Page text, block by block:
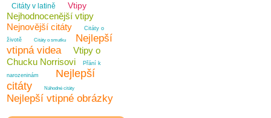
Citáty v latině Vtipy
Nejhodnocenější vtipy
Nejnovější citáty
Citáty o
životě
Citáty o smutku
Nejlepší
vtipná videa
Vtipy o
Chucku Norrisovi
Přání k
narozeninám
Nejlepší
citáty
Náhodné citáty
Nejlepší vtipné obrázky